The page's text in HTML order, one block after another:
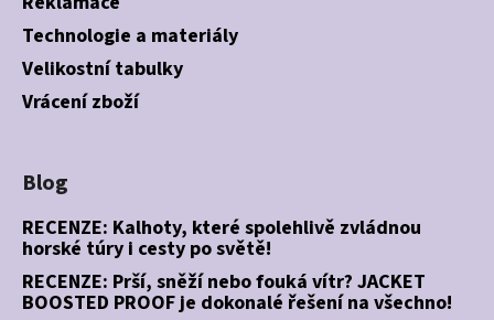
Technologie a materiály
Velikostní tabulky
Vrácení zboží
Blog
RECENZE: Kalhoty, které spolehlivě zvládnou
horské túry i cesty po světě!
RECENZE: Prší, sněží nebo fouká vítr? JACKET
BOOSTED PROOF je dokonalé řešení na všechno!